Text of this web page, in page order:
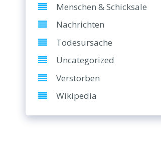
Menschen & Schicksale
Nachrichten
Todesursache
Uncategorized
Verstorben
Wikipedia